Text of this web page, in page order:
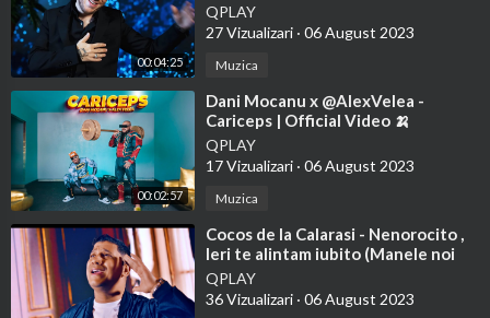
00:04:25
QPLAY
27 Vizualizari · 06 August 2023
Muzica
00:02:57
⁣Dani Mocanu x @AlexVelea -
Cariceps | Official Video 🍌
QPLAY
17 Vizualizari · 06 August 2023
Muzica
⁣Cocos de la Calarasi - Nenorocito ,
Ieri te alintam iubito (Manele noi
)2023
QPLAY
36 Vizualizari · 06 August 2023